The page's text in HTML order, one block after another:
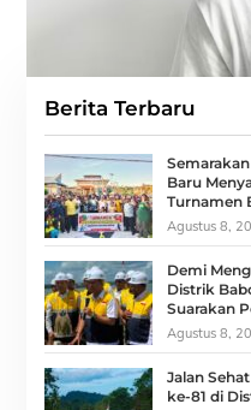
Berita Terbaru
Baru
Turnamen
Agustus 8,
Demi
Distrik
Suarakan
Agustus 8,
Jalan
ke-81 di